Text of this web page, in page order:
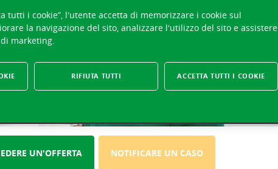
UN'OFFERTA NOTIFICARE UN CASO
tutti i cookie”, l'utente accetta di memorizzare i cookie sul
la navigazione del sito, analizzare l'utilizzo del sito e assistere
marketing.
RIFIUTA TUTTI ACCETTA TUTTI I COOKIE